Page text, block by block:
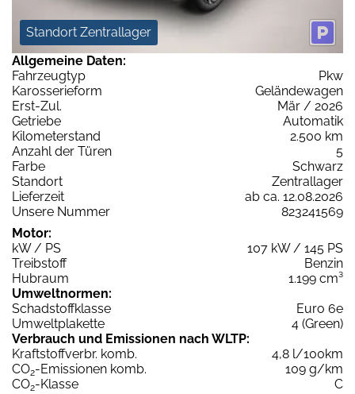
Standort Zentrallager
Allgemeine Daten:
Fahrzeugtyp
Pkw
Karosserieform
Geländewagen
Erst-Zul.
Mär / 2026
Getriebe
Automatik
Kilometerstand
2.500 km
Anzahl der Türen
5
Farbe
Schwarz
Standort
Zentrallager
Lieferzeit
ab ca. 12.08.2026
Unsere Nummer
823241569
Motor:
kW / PS
107 kW / 145 PS
Treibstoff
Benzin
Hubraum
1.199 cm³
Umweltnormen:
Schadstoffklasse
Euro 6e
Umweltplakette
4 (Green)
Verbrauch und Emissionen nach WLTP:
Kraftstoffverbr. komb.
4,8 l/100km
CO2-Emissionen komb.
109 g/km
CO2-Klasse
C